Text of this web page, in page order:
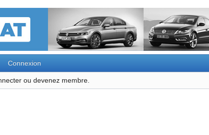
Connexion
ou devenez membre.